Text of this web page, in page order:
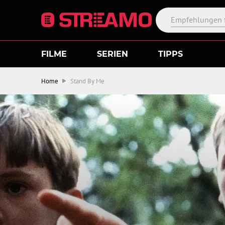
FILME SERIEN TIPPS
Home Stand By Me